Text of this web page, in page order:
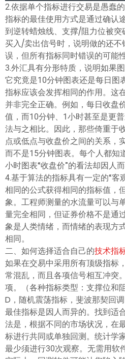
2.依据单个指标进行交易是愚蠢
指标的最佳使用方式是通过确认
到逆转蜡烛线、支撑/阻力位被
买入/卖出信号时，说明做的还
误，但所有指标同时错误的可能
3.外汇具有分形特质，说明如果
它究竟是10分钟图表还是每日图
指标应该会发挥相同的作用。这
并非完全正确。例如，每日收盘
值，而10分钟、1小时甚至是更
法与之相比。因此，那些倚重于
点或低点与收盘价之间的关系，
而不是15分钟图表。每个人都知
小时图表“收盘价”的看法却因人而
4.基于算法的指标具有一定的“客
相同的公式获得相同的指标值，
象。工程师测量的水流量可以与
量完全相同，但证券价格不是通
象是人类情绪，而情绪的表现方
相同。
二、如何选择适合自己的技术指
如果在交易中采用所有顶级指标
常混乱，而且各项信号相互冲突
项。（各种指标类型：支撑位和
D，随机震荡指标，斐波那契回调
最佳指标是因人而异的。找到适
法是，根据不同的市场状况，在
标进行共同或单独回测。统计学
最少须进行30次观察。无需用软